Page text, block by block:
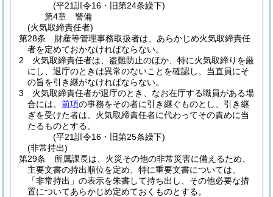
(平21訓令16・旧第24条繰下)
第4章
警備
(火気取締責任者)
第28条
財産等管理事務取扱者は、あらかじめ火気取締責任
者を定めておかなければならない。
2
火気取締責任者は、盗難防止のほか、特に火気取締りを厳
にし、退庁のときは異常のないことを確認し、当直員にそ
の旨を引き継がなければならない。
3
火気取締責任者が退庁のとき、なお在庁する職員がある場
合には、 前項の事務をその者に引き継ぐものとし、引き継
ぎを受けた者は、火気取締責任者に代わってその責めに当
たるものとする。
(平21訓令16・旧第25条繰下)
(非常持出)
第29条
所属課長は、火災その他の非常災害に備えるため、
主要文書の持出順位を定め、特に重要文書については、
「非常持出」の表示を朱書して持ち出し、その他必要な措
置についてあらかじめ定めておくものとする。